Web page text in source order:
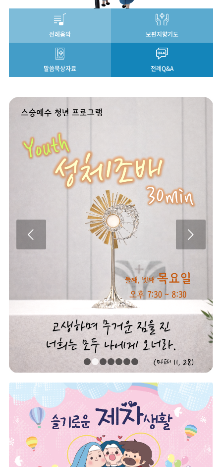
문입니다. 무엇인가를 바꾸거나 행동
에 옮겨야만 의미가 있는 것이 아니라,
멈추어 서서 삶을 깊게 바라볼 때 비로
소 시간의 향기와 의미가 드러납니다.
우리에게도 머무름의 기술이 필요합
마십시오.주님께서 우리에게 주시는
도움이 있기에 우리는 두려워할 필요
가 없습니다.용기를 내어 기쁘게 앞으
우리가 온전히 피어나는 것, 우리 존재
그대로 완성되는 것은 우리 힘만으로
는 불가능합니다. 하느님께서 우리를
한 5월, 저희에게 내려주신 모든 은총
에 감사드립니다~ 우리 한 사람 한 사
람의 고유함이 성령의 은총 안에서 반
짝 반짝 빛나길 청해봅니다. 맑은 하늘
5월, 성모님의 달 숲길을 걸으며도란
도란 이야기도 하고...
전례음악 보편지향기도
말씀묵상자료 전례Q&A
다음
1 3 4 6 7